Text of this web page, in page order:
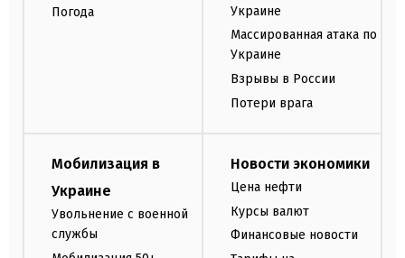
Погода
Украине
Массированная атака по
Украине
Взрывы в России
Потери врага
Мобилизация в
Украине
Увольнение с военной
службы
Новости экономики
Цена нефти
Курсы валют
Финансовые новости